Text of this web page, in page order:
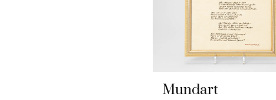
Mundart